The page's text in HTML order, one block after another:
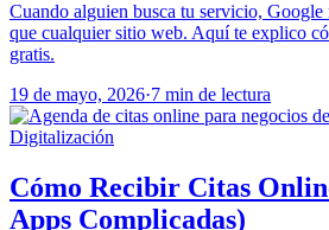
Cuando alguien busca tu servicio, Google
que cualquier sitio web. Aquí te explico
gratis.
19 de mayo, 2026·7 min de lectura
Digitalización
Cómo Recibir Citas
Apps Complicadas)